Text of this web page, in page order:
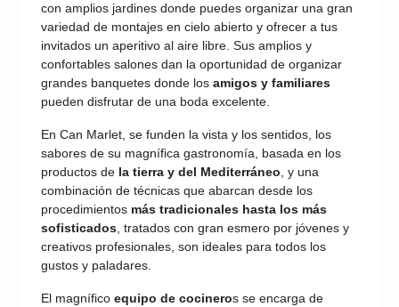
con amplios jardines donde puedes organizar una gran
variedad de montajes en cielo abierto y ofrecer a tus
invitados un aperitivo al aire libre. Sus amplios y
confortables salones dan la oportunidad de organizar
grandes banquetes donde los amigos y familiares
pueden disfrutar de una boda excelente.
En Can Marlet, se funden la vista y los sentidos, los
sabores de su magnífica gastronomía, basada en los
productos de la tierra y del Mediterráneo, y una
combinación de técnicas que abarcan desde los
procedimientos más tradicionales hasta los más
sofisticados, tratados con gran esmero por jóvenes y
creativos profesionales, son ideales para todos los
gustos y paladares.
El magnífico equipo de cocineros se encarga de